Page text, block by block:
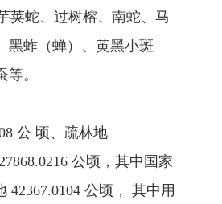
荚蛇、过树榕、南蛇、马
黑蚱（蝉）、黄黑小斑
。
公 顷、疏林地
公顷，其中国家
42367.0104 公顷， 其中用